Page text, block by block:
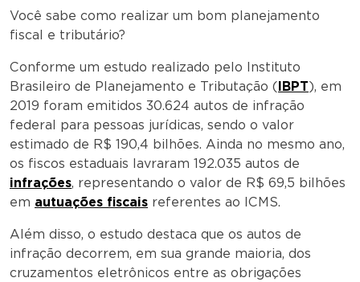
Você sabe como realizar um bom planejamento
fiscal e tributário?
Conforme um estudo realizado pelo Instituto
Brasileiro de Planejamento e Tributação (IBPT), em
2019 foram emitidos 30.624 autos de infração
federal para pessoas jurídicas, sendo o valor
estimado de R$ 190,4 bilhões. Ainda no mesmo ano,
os fiscos estaduais lavraram 192.035 autos de
infrações, representando o valor de R$ 69,5 bilhões
em autuações fiscais referentes ao ICMS.
Além disso, o estudo destaca que os autos de
infração decorrem, em sua grande maioria, dos
cruzamentos eletrônicos entre as obrigações